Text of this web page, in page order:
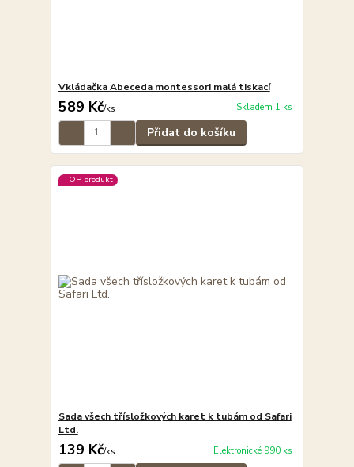
Vkládačka Abeceda montessori malá tiskací
589 Kč/ks Skladem 1 ks
Přidat do košíku
TOP produkt
Sada všech třísložkových karet k tubám od Safari
Ltd.
139 Kč/ks Elektronické 990 ks